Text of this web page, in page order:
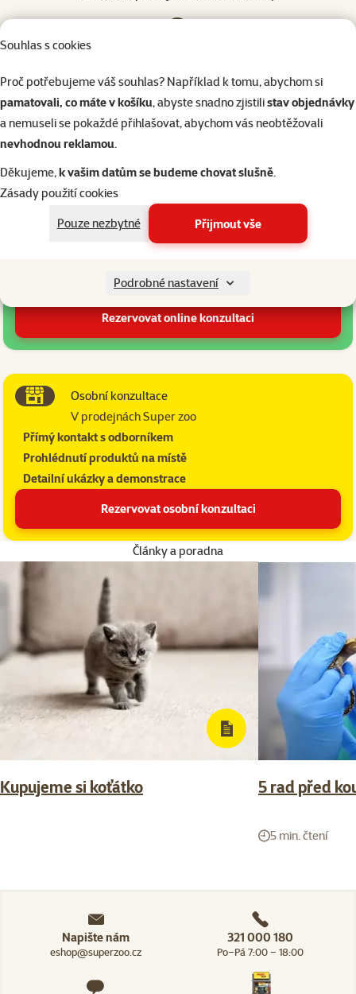
Souhlas s cookies
Proč potřebujeme váš souhlas? Například k tomu, abychom si
pamatovali, co máte v košíku, abyste snadno zjistilistav objednávky
a nemuseli se pokaždé přihlašovat, abychom vás neobtěžovali
nevhodnou reklamou.
Děkujeme,k vašim datům se budeme chovat slušně.
Zásady použití cookies
Pouze nezbytné
Přijmout vše
Podrobné nastavení
3
V domluvený čas vás kontaktujeme nebo se setkáme na
prodejně a poskytneme odbornou konzultaci
Způsoby konzultace
Vyberte si formu, která vám vyhovuje
Online konzultace
Přes WhatsApp z pohodlí domova
Rychlá komunikace přes WhatsApp
Rezervovat online konzultaci
Osobní konzultace
V prodejnách Super zoo
Přímý kontakt s odborníkem
Prohlédnutí produktů na místě
Detailní ukázky a demonstrace
Rezervovat osobní konzultaci
Články a poradna
Kupujeme si koťátko 5 rad před
5 min. čtení
Napište nám
eshop@superzoo.cz
321 000 180
Po–Pá 7:00 – 18:00